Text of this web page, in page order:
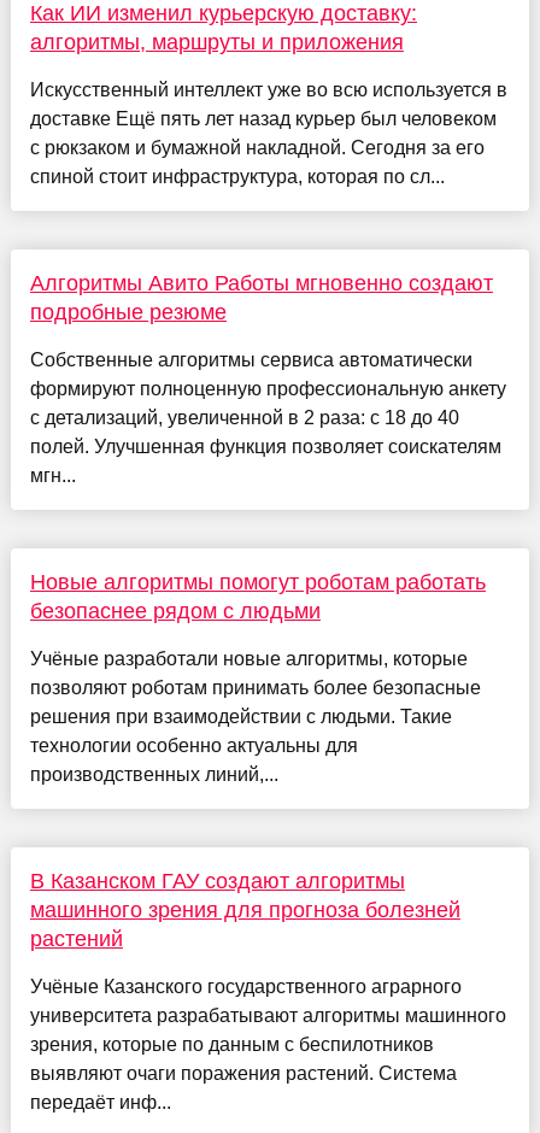
Как ИИ изменил курьерскую доставку:
алгоритмы, маршруты и приложения
Искусственный интеллект уже во всю используется в
доставке Ещё пять лет назад курьер был человеком
с рюкзаком и бумажной накладной. Сегодня за его
спиной стоит инфраструктура, которая по сл...
Алгоритмы Авито Работы мгновенно создают
подробные резюме
Собственные алгоритмы сервиса автоматически
формируют полноценную профессиональную анкету
с детализаций, увеличенной в 2 раза: с 18 до 40
полей. Улучшенная функция позволяет соискателям
мгн...
Новые алгоритмы помогут роботам работать
безопаснее рядом с людьми
Учёные разработали новые алгоритмы, которые
позволяют роботам принимать более безопасные
решения при взаимодействии с людьми. Такие
технологии особенно актуальны для
производственных линий,...
В Казанском ГАУ создают алгоритмы
машинного зрения для прогноза болезней
растений
Учёные Казанского государственного аграрного
университета разрабатывают алгоритмы машинного
зрения, которые по данным с беспилотников
выявляют очаги поражения растений. Система
передаёт инф...